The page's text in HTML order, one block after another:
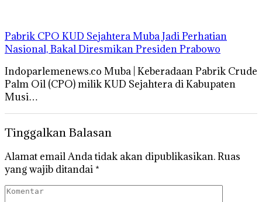
Pabrik CPO KUD Sejahtera Muba Jadi Perhatian
Nasional, Bakal Diresmikan Presiden Prabowo
Indoparlemenews.co Muba | Keberadaan Pabrik Crude
Palm Oil (CPO) milik KUD Sejahtera di Kabupaten
Musi…
Tinggalkan Balasan
Alamat email Anda tidak akan dipublikasikan.Ruas
yang wajib ditandai *